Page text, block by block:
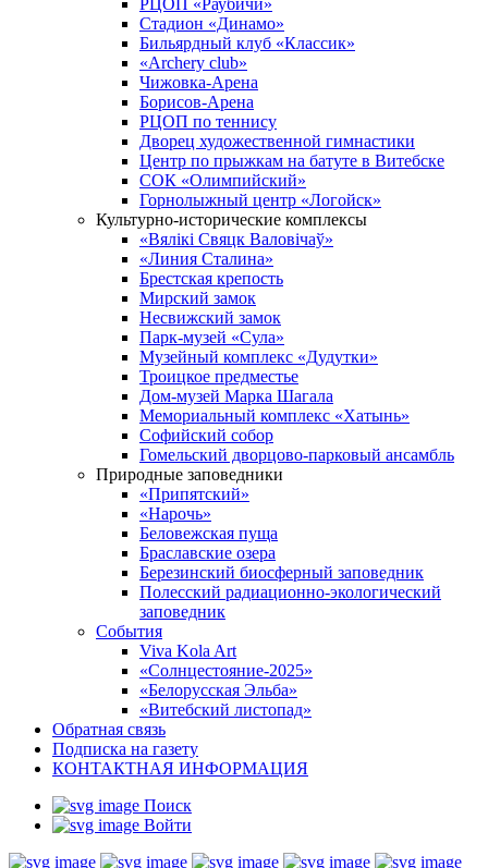
РЦОП «Раубичи»
Стадион «Динамо»
Бильярдный клуб «Классик»
«Archery club»
Чижовка-Арена
Борисов-Арена
РЦОП по теннису
Дворец художественной гимнастики
Центр по прыжкам на батуте в Витебске
СОК «Олимпийский»
Горнолыжный центр «Логойск»
Культурно-исторические комплексы
«Вялікі Свяцк Валовічаў»
«Линия Сталина»
Брестская крепость
Мирский замок
Несвижский замок
Парк-музей «Сула»
Музейный комплекс «Дудутки»
Троицкое предместье
Дом-музей Марка Шагала
Мемориальный комплекс «Хатынь»
Софийский собор
Гомельский дворцово-парковый ансамбль
Природные заповедники
«Припятский»
«Нарочь»
Беловежская пуща
Браславские озера
Березинский биосферный заповедник
Полесский радиационно-экологический
заповедник
События
Viva Kola Art
«Солнцестояние-2025»
«Белорусская Эльба»
«Витебский листопад»
Обратная связь
Подписка на газету
КОНТАКТНАЯ ИНФОРМАЦИЯ
Поиск
Войти